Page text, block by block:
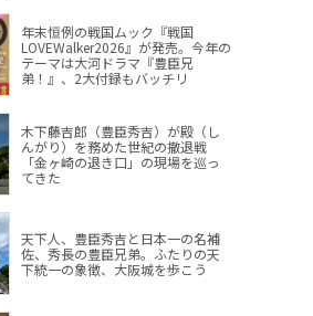
年末恒例の戦国ムック『戦国
LOVEWalker2026』が発売。今年の
テーマは大河ドラマ『豊臣兄
弟！』、2大付録もバッチリ
木下藤吉郎（豊臣秀吉）が殿（し
んがり）を務めた世紀の撤退戦
「金ヶ崎の退き口」の現場を巡っ
てきた
天下人、豊臣秀吉と日本一の名補
佐、秀長の豊臣兄弟。ふたりの天
下統一の象徴、大阪城を歩こう